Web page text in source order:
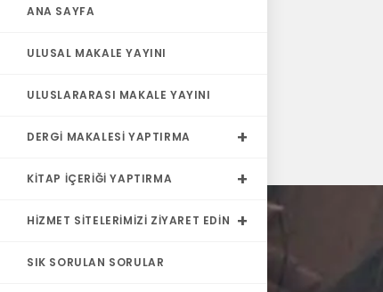
ANA SAYFA
ULUSAL MAKALE YAYINI
ULUSLARARASI MAKALE YAYINI
DERGI MAKALESI YAPTIRMA
KITAP İÇERIĞI YAPTIRMA
HIZMET SITELERIMIZI ZIYARET EDIN
SIK SORULAN SORULAR